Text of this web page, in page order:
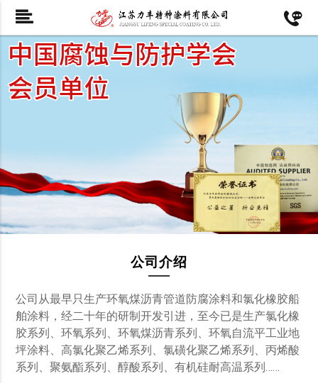
公司介绍
公司从最早只生产环氧煤沥青管道防腐涂料和氯化橡胶船
舶涂料，经二十年的研制开发引进，至今已是生产氯化橡
胶系列、环氧系列、环氧煤沥青系列、环氧自流平工业地
坪涂料、高氯化聚乙烯系列、氯磺化聚乙烯系列、丙烯酸
系列、聚氨酯系列、醇酸系列、有机硅耐高温系列……